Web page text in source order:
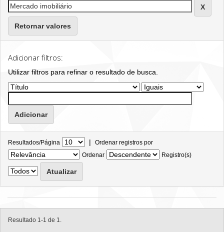
Retornar valores
Adicionar filtros:
Utilizar filtros para refinar o resultado de busca.
Resultados/Página | Ordenar registros por
Ordenar
Registro(s)
Resultado 1-1 de 1.